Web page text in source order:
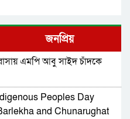
আহ্বায়ক কমিটি অনুমোদন:
সদস্য সচিব সরদার
প্রত্যয়ে সিলেটে বাবৌযুপ’র
কর্মসূচি সম্পন্ন
এলাকায় সংঘর্ষের আশঙ্কা,
জনপ্রিয়
এমপি আবু সাইদ চাঁদকে
Peoples Day
and Chunarughat